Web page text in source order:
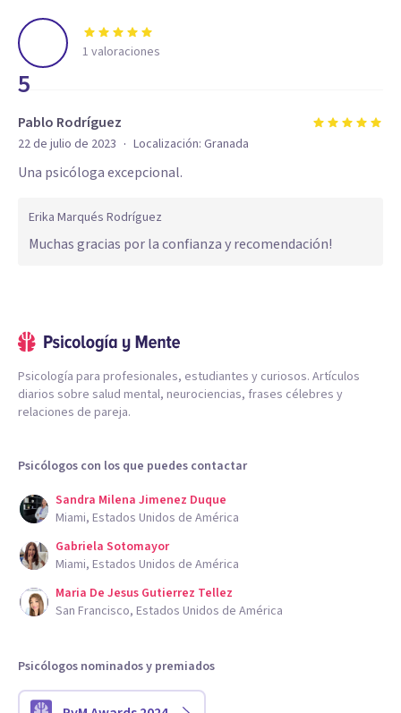
5
1 valoraciones
Pablo Rodríguez
22 de julio de 2023 · Localización: Granada
Una psicóloga excepcional.
Erika Marqués Rodríguez
Muchas gracias por la confianza y recomendación!
Psicología para profesionales, estudiantes y curiosos. Artículos
diarios sobre salud mental, neurociencias, frases célebres y
relaciones de pareja.
Psicólogos con los que puedes contactar
Sandra Milena Jimenez Duque
Miami, Estados Unidos de América
Gabriela Sotomayor
Miami, Estados Unidos de América
Maria De Jesus Gutierrez Tellez
San Francisco, Estados Unidos de América
Psicólogos nominados y premiados